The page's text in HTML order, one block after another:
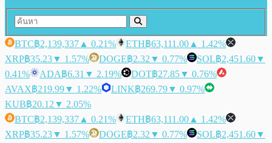
BTC฿2,139,337 ▲ 0.21% ETH฿63,111.00 ▲ 1.42%
XRP฿35.23▼ 1.57% DOGE฿2.32 ▼ 0.77% SOL฿2,451.60▼
0.41%
ADA฿6.31 ▼ 2.19% DOT฿27.85▼ 0.76%
AVAX฿219.99▼ 1.22% LINK฿269.79▼ 0.97%
KUB฿20.12 ▼ 2.05%
BTC฿2,139,337 ▲ 0.21% ETH฿63,111.00 ▲ 1.42%
XRP฿35.23▼ 1.57% DOGE฿2.32 ▼ 0.77% SOL฿2,451.60▼